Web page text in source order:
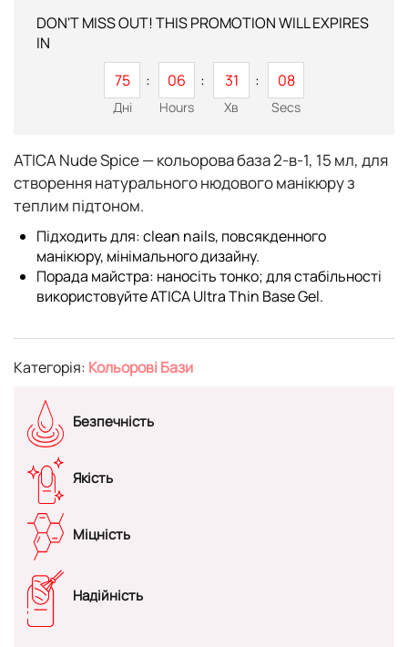
DON'T MISS OUT! THIS PROMOTION WILL EXPIRES
IN
75
Дні
06
Hours
31
Хв
07
Secs
ATICA Nude Spice— кольорова база 2-в-1, 15 мл, для
створення натурального нюдового манікюру з
теплим підтоном.
Підходить для: clean nails, повсякденного
манікюру, мінімального дизайну.
Порада майстра: наносіть тонко; для стабільності
використовуйтеATICA Ultra Thin Base Gel.
Категорія: Кольорові Бази
Безпечність
Якість
Міцність
Надійність